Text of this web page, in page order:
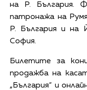
на Р. България.
патронажа на
Р. България и на
София.
Билетите за
продажба на
„България“ и